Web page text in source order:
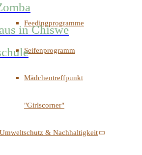
Feedingprogramme
Seifenprogramm
Mädchentreffpunkt
"Girlscorner"
Umweltschutz & Nachhaltigkeit
in Chiswe